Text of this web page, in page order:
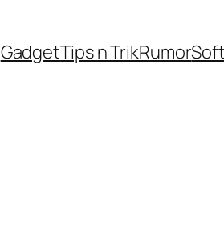
GadgetTips n TrikRumor